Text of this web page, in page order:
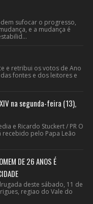
sufocar o progresso,
e a mudança é
e retribui os votos de Ano
fontes e dos leitores e
na segunda-feira (13),
e Ricardo Stuckert / PR O
recebido pelo Papa Leão
DE 26 ANOS É
deste sábado, 11 de
regiao do Vale do